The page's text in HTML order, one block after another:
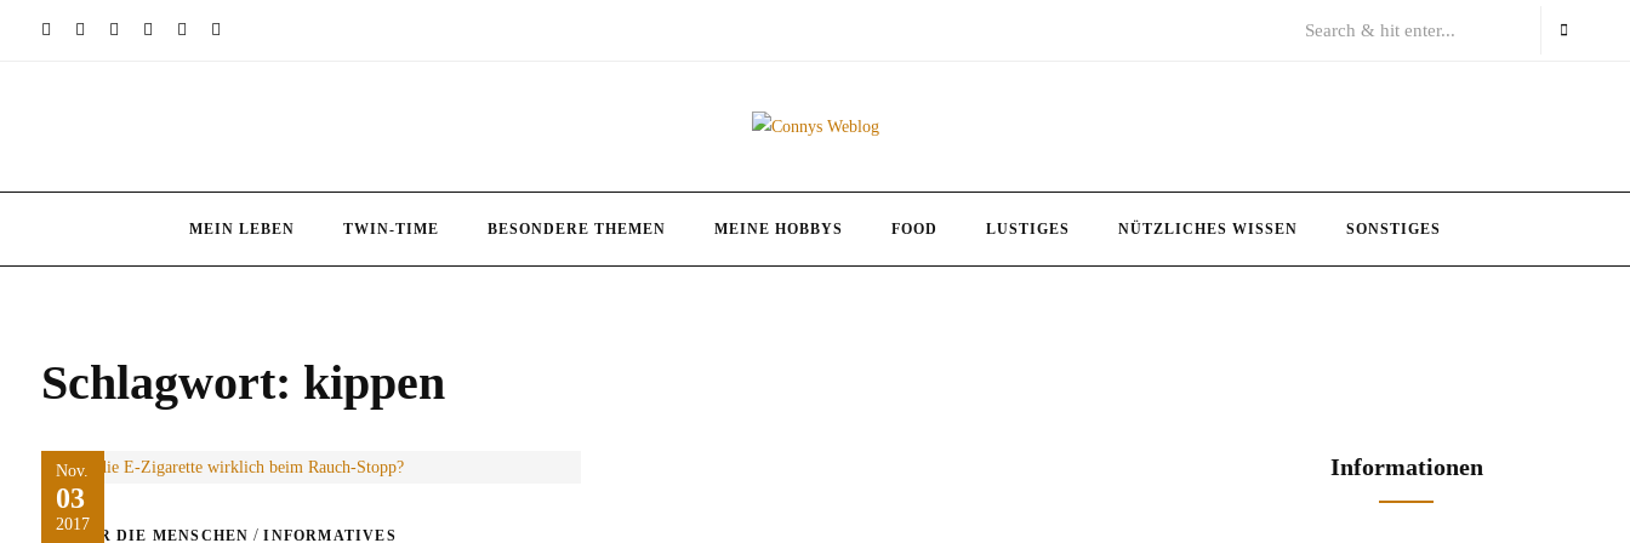
MEIN LEBEN TWIN-TIME BESONDERE THEMEN MEINE HOBBYS FOOD LUSTIGES NÜTZLICHES WISSEN SONSTIGES
Schlagwort: kippen
Nov.
03
2017
ÜBER DIE MENSCHEN /INFORMATIVES
Informationen